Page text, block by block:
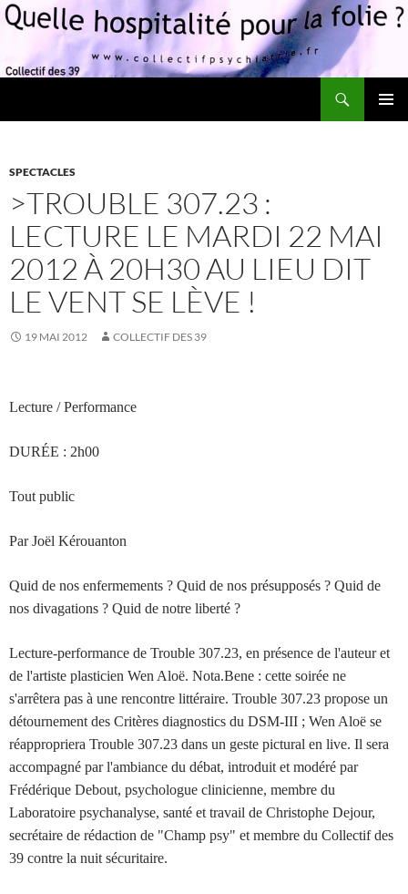
SPECTACLES
>TROUBLE 307.23 :
LECTURE LE MARDI 22 MAI
2012 À 20H30 AU LIEU DIT
LE VENT SE LÈVE !
19 MAI 2012 COLLECTIF DES 39
Lecture / Performance
DURÉE : 2h00
Tout public
Par Joël Kérouanton
Quid de nos enfermements ? Quid de nos présupposés ? Quid de
nos divagations ? Quid de notre liberté ?
Lecture-performance de Trouble 307.23, en présence de l'auteur et
de l'artiste plasticien Wen Aloë. Nota.Bene : cette soirée ne
s'arrêtera pas à une rencontre littéraire. Trouble 307.23 propose un
détournement des Critères diagnostics du DSM-III ; Wen Aloë se
réappropriera Trouble 307.23 dans un geste pictural en live. Il sera
accompagné par l'ambiance du débat, introduit et modéré par
Frédérique Debout, psychologue clinicienne, membre du
Laboratoire psychanalyse, santé et travail de Christophe Dejour,
secrétaire de rédaction de "Champ psy" et membre du Collectif des
39 contre la nuit sécuritaire.